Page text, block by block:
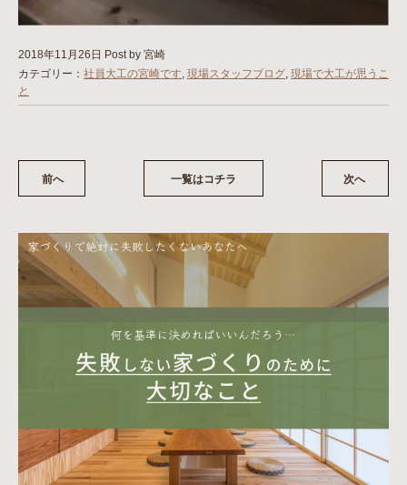
2018年11月26日 Post by 宮崎
カテゴリー： 社員大工の宮崎です, 現場スタッフブログ, 現場で大工が思うこ
と
前へ 一覧はコチラ 次へ